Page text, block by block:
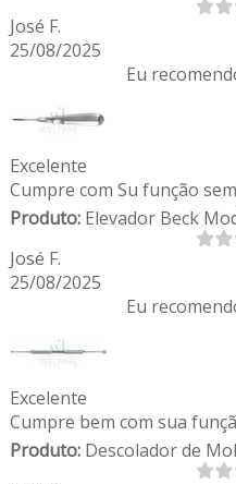
José F.
25/08/2025
Eu
Excelente
Cumpre com Su função
Produto:Elevador Beck
José F.
25/08/2025
Eu
Excelente
Cumpre bem com sua
Produto:Descolador de